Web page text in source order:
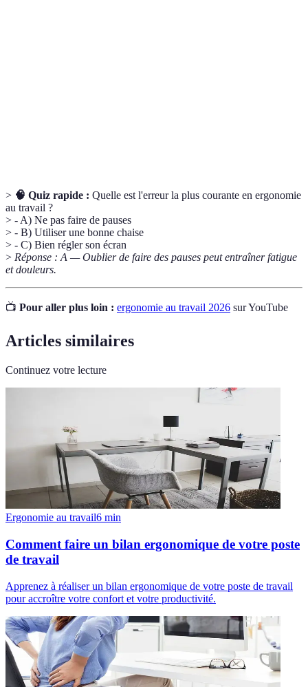
> 🧠 Quiz rapide : Quelle est l'erreur la plus courante en ergonomie
au travail ?
> - A) Ne pas faire de pauses
> - B) Utiliser une bonne chaise
> - C) Bien régler son écran
> Réponse : A — Oublier de faire des pauses peut entraîner fatigue
et douleurs.
📺 Pour aller plus loin : ergonomie au travail 2026 sur YouTube
Articles similaires
Continuez votre lecture
Ergonomie au travail6 min
Comment faire un bilan ergonomique de votre poste
de travail
Apprenez à réaliser un bilan ergonomique de votre poste de travail
pour accroître votre confort et votre productivité.